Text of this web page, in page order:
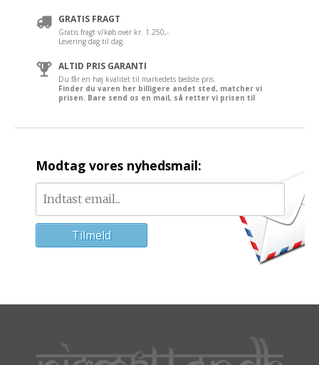
GRATIS FRAGT
Gratis fragt v/køb over kr. 1.250,-
Levering dag til dag.
ALTID PRIS GARANTI
Du får en høj kvalitet til markedets bedste pris.
Finder du varen her billigere andet sted, matcher vi
prisen. Bare send os en mail, så retter vi prisen til
Modtag vores nyhedsmail: